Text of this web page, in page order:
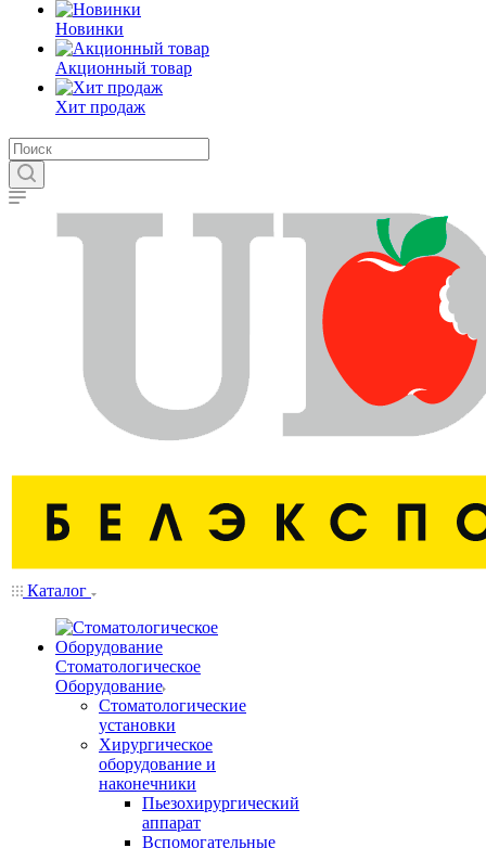
Новинки
Акционный товар
Хит продаж
Каталог
Стоматологическое
Оборудование
Стоматологические
установки
Хирургическое
оборудование и
наконечники
Пьезохирургический
аппарат
Вспомогательные